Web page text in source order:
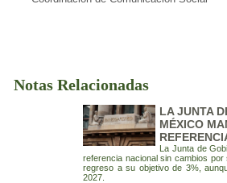
Notas Relacionadas
LA JUNTA
MÉXICO
La Junta de
referencia nacional sin cambios
regreso a su objetivo de 3%,
2027.